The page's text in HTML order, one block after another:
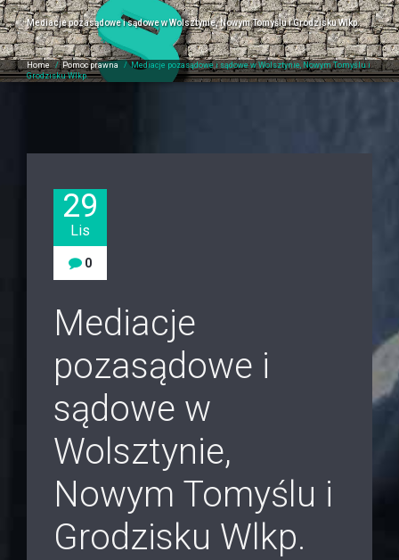
Mediacje pozasądowe i sądowe w Wolsztynie, Nowym Tomyślu i Grodzisku Wlkp.
Home / Pomoc prawna /Mediacje pozasądowe i sądowe w Wolsztynie, Nowym Tomyślu i
Grodzisku Wlkp.
29
Lis
0
Mediacje
pozasądowe i
sądowe w
Wolsztynie,
Nowym Tomyślu i
Grodzisku Wlkp.